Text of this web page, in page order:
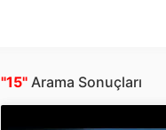
"15" Arama Sonuçları